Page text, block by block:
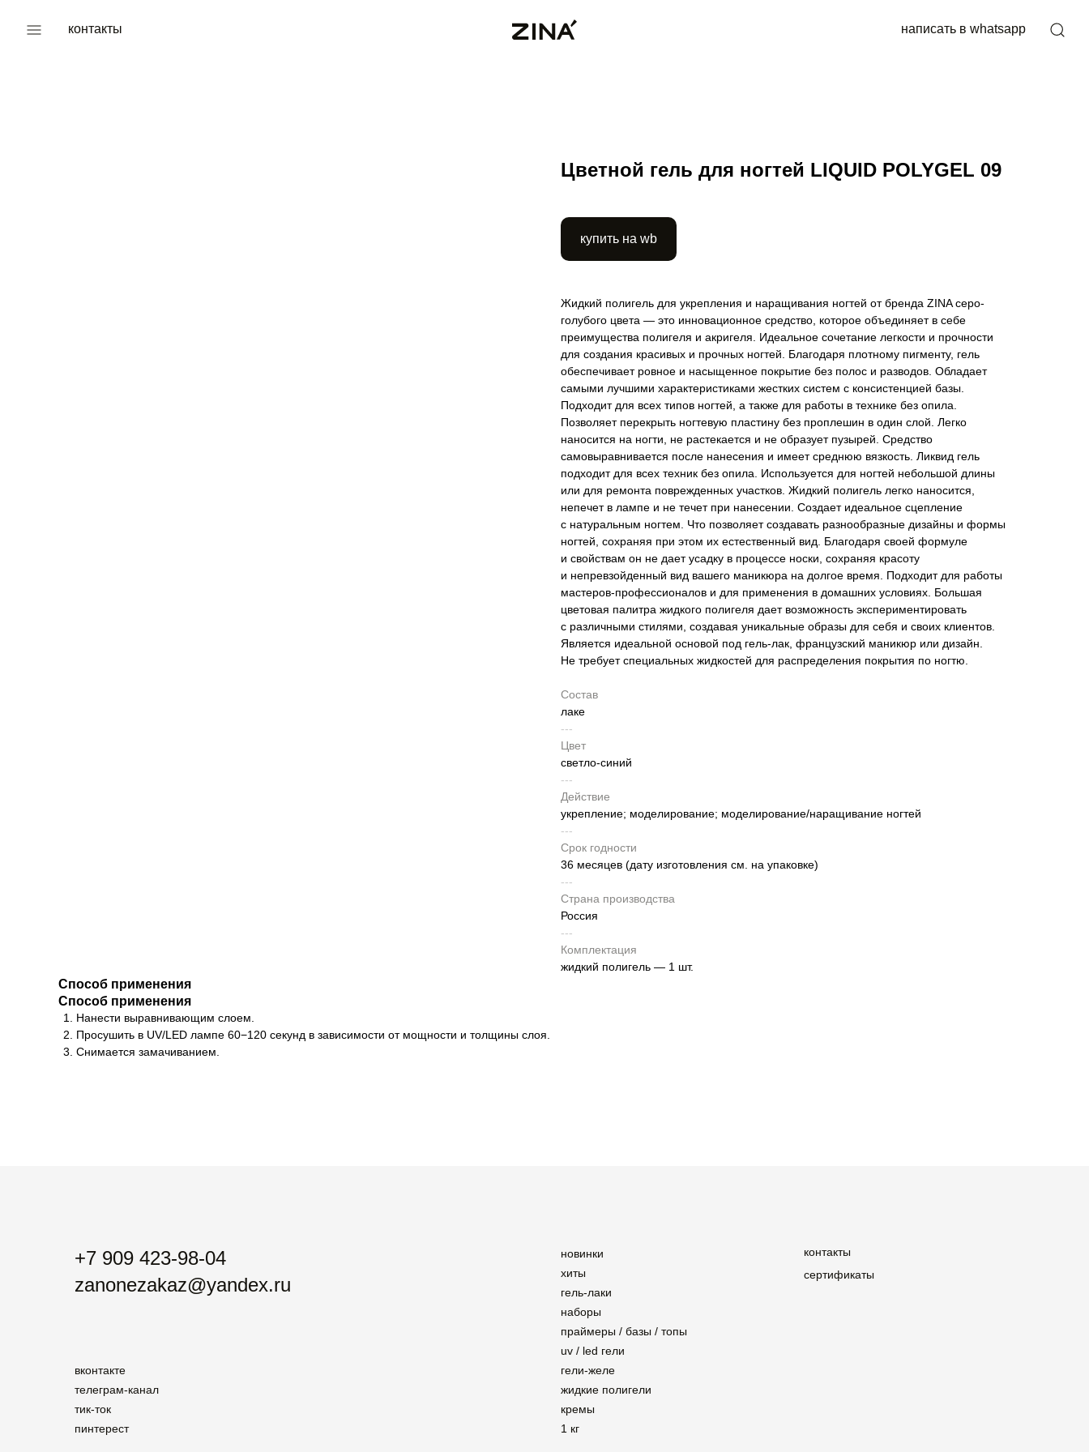
контакты написать в whatsapp
Цветной гель для ногтей LIQUID POLYGEL 09
купить на wb
Жидкий полигель для укрепления и наращивания ногтей от бренда ZINA серо-
голубого цвета — это инновационное средство, которое объединяет в себе
преимущества полигеля и акригеля. Идеальное сочетание легкости и прочности
для создания красивых и прочных ногтей. Благодаря плотному пигменту, гель
обеспечивает ровное и насыщенное покрытие без полос и разводов. Обладает
самыми лучшими характеристиками жестких систем с консистенцией базы.
Подходит для всех типов ногтей, а также для работы в технике без опила.
Позволяет перекрыть ногтевую пластину без проплешин в один слой. Легко
наносится на ногти, не растекается и не образует пузырей. Средство
самовыравнивается после нанесения и имеет среднюю вязкость. Ликвид гель
подходит для всех техник без опила. Используется для ногтей небольшой длины
или для ремонта поврежденных участков. Жидкий полигель легко наносится,
непечет в лампе и не течет при нанесении. Создает идеальное сцепление
с натуральным ногтем. Что позволяет создавать разнообразные дизайны и формы
ногтей, сохраняя при этом их естественный вид. Благодаря своей формуле
и свойствам он не дает усадку в процессе носки, сохраняя красоту
и непревзойденный вид вашего маникюра на долгое время. Подходит для работы
мастеров-профессионалов и для применения в домашних условиях. Большая
цветовая палитра жидкого полигеля дает возможность экспериментировать
с различными стилями, создавая уникальные образы для себя и своих клиентов.
Является идеальной основой под гель-лак, французский маникюр или дизайн.
Не требует специальных жидкостей для распределения покрытия по ногтю.
Состав
лаке
---
Цвет
светло-синий
---
Действие
укрепление; моделирование; моделирование/наращивание ногтей
---
Срок годности
36 месяцев (дату изготовления см. на упаковке)
---
Страна производства
Россия
---
Комплектация
жидкий полигель — 1 шт.
Способ применения
Способ применения
Нанести выравнивающим слоем.
Просушить в UV/LED лампе 60−120 секунд в зависимости от мощности и толщины слоя.
Снимается замачиванием.
+7 909 423-98-04
новинки
хиты
гель-лаки
сертификаты
контакты
наборы
праймеры / базы / топы
uv / led гели
гели-желе
жидкие полигели
кремы
1 кг
вконтакте
тик-ток
пинтерест
телеграм-канал
zanonezakaz@yandex.ru